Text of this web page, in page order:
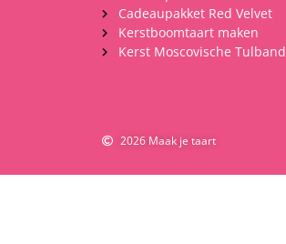
Cadeaupakket Red Velvet
Kerstboomtaart maken
Kerst Moscovische Tulband
2026 Maak je taart